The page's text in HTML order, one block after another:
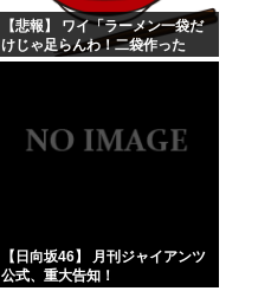
【悲報】 ワイ「ラーメン一袋だ
けじゃ足らんわ！二袋作った
ろ！」→結果ｗｗｗ
【日向坂46】 月刊ジャイアンツ
公式、重大告知！